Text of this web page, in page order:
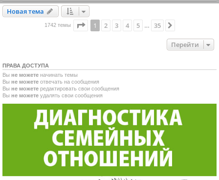
Новая тема
Новаятема
1742 темы Страница из 35
1 2 3 4 5 35
Перейти
ПРАВА ДОСТУПА
Вы не можете начинать темы
Вы не можете отвечать на сообщения
Вы не можете редактировать свои сообщения
Вы не можете удалять свои сообщения